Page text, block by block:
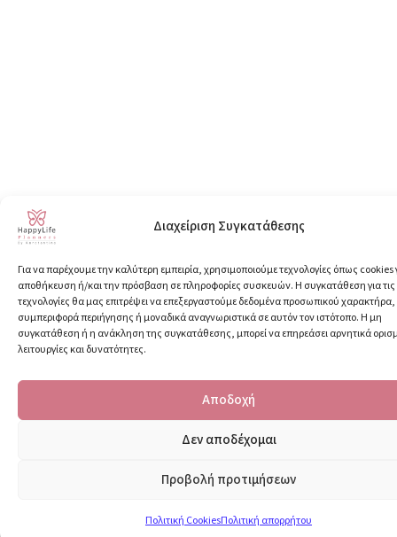
Διαχείριση Συγκατάθεσης
Για να παρέχουμε την καλύτερη εμπειρία, χρησιμοποιούμε τεχνολογίες όπως cookies
αποθήκευση ή/και την πρόσβαση σε πληροφορίες συσκευών. Η συγκατάθεση για
τεχνολογίες θα μας επιτρέψει να επεξεργαστούμε δεδομένα προσωπικού
συμπεριφορά περιήγησης ή μοναδικά αναγνωριστικά σε αυτόν τον ιστότοπο. Η μη
συγκατάθεση ή η ανάκληση της συγκατάθεσης, μπορεί να επηρεάσει αρνητικά
λειτουργίες και δυνατότητες.
Αποδοχή
Δεν αποδέχομαι
Προβολή προτιμήσεων
Πολιτική CookiesΠολιτική απορρήτου